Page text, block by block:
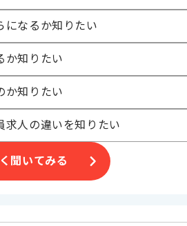
件です。
になるか知りたい
か知りたい
か知りたい
求人の違いを知りたい
聞いてみる